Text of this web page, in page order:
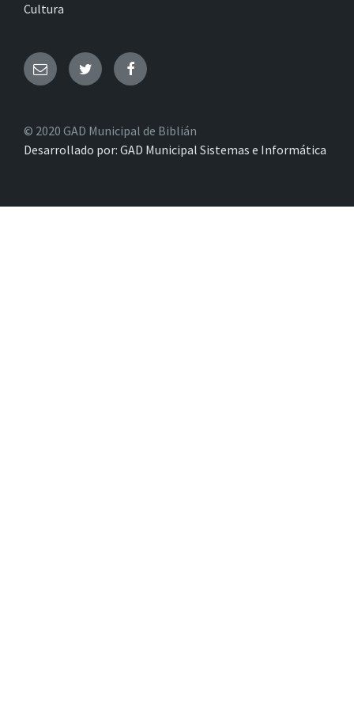
Cultura
© 2020 GAD Municipal de Biblián
Desarrollado por: GAD Municipal Sistemas e Informática